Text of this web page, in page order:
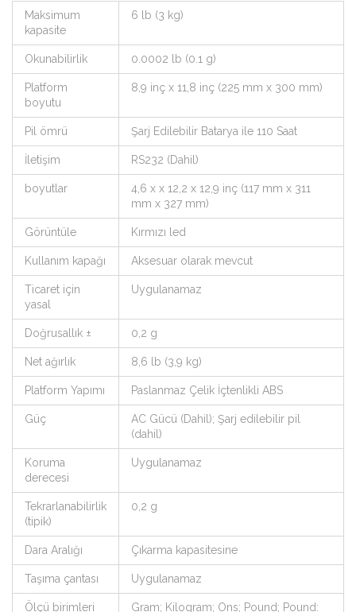
Maksimum
kapasite
6 lb (3 kg)
Okunabilirlik 0.0002 lb (0.1 g)
Platform
boyutu
8,9 inç x 11,8 inç (225 mm x 300 mm)
Pil ömrü Şarj Edilebilir Batarya ile 110 Saat
İletişim RS232 (Dahil)
boyutlar
4,6 x x 12,2 x 12,9 inç (117 mm x 311
mm x 327 mm)
Görüntüle Kırmızı led
Kullanım kapağı Aksesuar olarak mevcut
Ticaret için
yasal
Uygulanamaz
Doğrusallık ± 0,2 g
Net ağırlık 8,6 lb (3,9 kg)
Platform Yapımı Paslanmaz Çelik İçtenlikli ABS
Güç
AC Gücü (Dahil); Şarj edilebilir pil
(dahil)
Koruma
derecesi
Uygulanamaz
Tekrarlanabilirlik
(tipik)
0,2 g
Dara Aralığı Çıkarma kapasitesine
Taşıma çantası Uygulanamaz
Ölçü birimleri
Gram; Kilogram; Ons; Pound; Pound: